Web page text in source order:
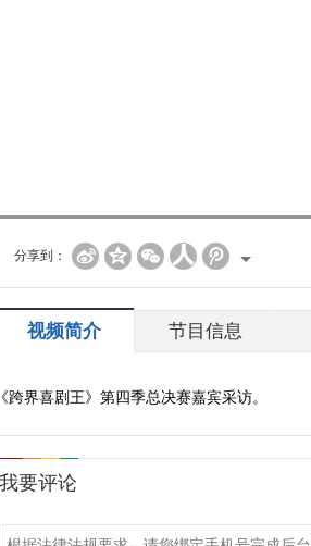
分享到：
视频简介 节目信息
《跨界喜剧王》第四季总决赛嘉宾采访。